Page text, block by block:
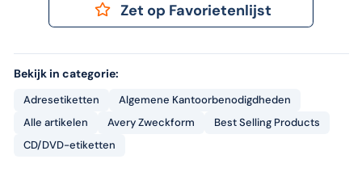
Zet op Favorietenlijst
Bekijk in categorie:
Adresetiketten
Algemene Kantoorbenodigdheden
Alle artikelen
Avery Zweckform
Best Selling Products
CD/DVD-etiketten